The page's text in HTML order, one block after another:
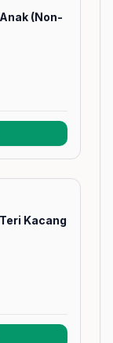
(Non-
tab baru)
Kacang